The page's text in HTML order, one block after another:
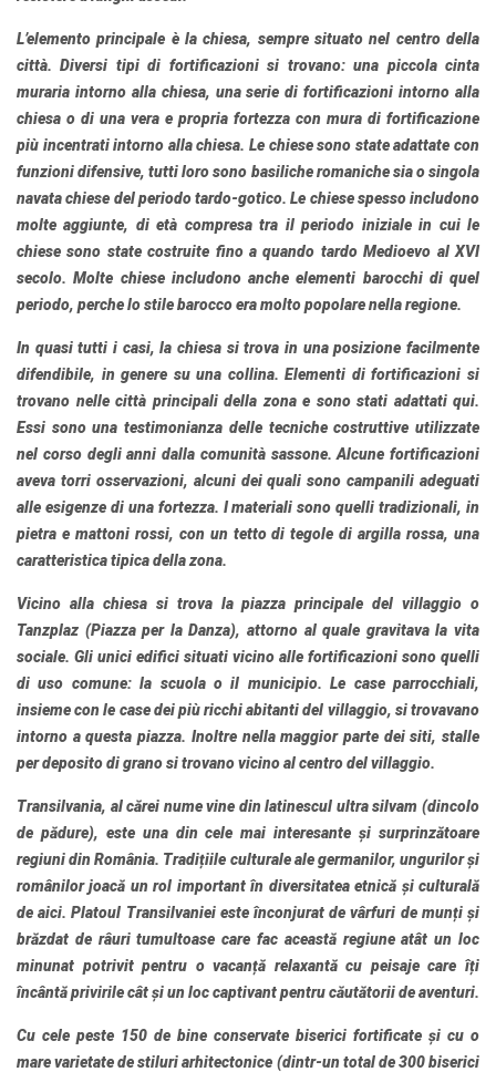
L’elemento principale è la chiesa, sempre situato nel centro della
città. Diversi tipi di fortificazioni si trovano: una piccola cinta
muraria intorno alla chiesa, una serie di fortificazioni intorno alla
chiesa o di una vera e propria fortezza con mura di fortificazione
più incentrati intorno alla chiesa. Le chiese sono state adattate con
funzioni difensive, tutti loro sono basiliche romaniche sia o singola
navata chiese del periodo tardo-gotico. Le chiese spesso includono
molte aggiunte, di età compresa tra il periodo iniziale in cui le
chiese sono state costruite fino a quando tardo Medioevo al XVI
secolo. Molte chiese includono anche elementi barocchi di quel
periodo, perche lo stile barocco era molto popolare nella regione.
In quasi tutti i casi, la chiesa si trova in una posizione facilmente
difendibile, in genere su una collina. Elementi di fortificazioni si
trovano nelle città principali della zona e sono stati adattati qui.
Essi sono una testimonianza delle tecniche costruttive utilizzate
nel corso degli anni dalla comunità sassone. Alcune fortificazioni
aveva torri osservazioni, alcuni dei quali sono campanili adeguati
alle esigenze di una fortezza. I materiali sono quelli tradizionali, in
pietra e mattoni rossi, con un tetto di tegole di argilla rossa, una
caratteristica tipica della zona.
Vicino alla chiesa si trova la piazza principale del villaggio o
Tanzplaz (Piazza per la Danza), attorno al quale gravitava la vita
sociale. Gli unici edifici situati vicino alle fortificazioni sono quelli
di uso comune: la scuola o il municipio. Le case parrocchiali,
insieme con le case dei più ricchi abitanti del villaggio, si trovavano
intorno a questa piazza. Inoltre nella maggior parte dei siti, stalle
per deposito di grano si trovano vicino al centro del villaggio.
Transilvania, al cărei nume vine din latinescul ultra silvam (dincolo
de pădure), este una din cele mai interesante și surprinzătoare
regiuni din România. Tradițiile culturale ale germanilor, ungurilor și
românilor joacă un rol important în diversitatea etnică și culturală
de aici. Platoul Transilvaniei este înconjurat de vârfuri de munți și
brăzdat de râuri tumultoase care fac această regiune atât un loc
minunat potrivit pentru o vacanță relaxantă cu peisaje care îți
încântă privirile cât și un loc captivant pentru căutătorii de aventuri.
Cu cele peste 150 de bine conservate biserici fortificate și cu o
mare varietate de stiluri arhitectonice (dintr-un total de 300 biserici